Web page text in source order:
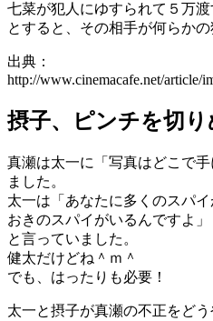
七菜が犯人にゆすられて５万渡
とすると、その相手が何らか
出典：
http://www.cinemacafe.net/article/
摂子、ピンチを切り
真瀬は太一に「写真はどこで
ました。
太一は「あなたに多くのスパ
おきのスパイがいるんですよ」
と言っていました。
健太だけどね＾ｍ＾
でも、はったりも必要！
太一と摂子が真瀬の不正をどう